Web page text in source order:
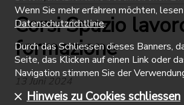
Corsi Spazio
formazione
13 Juni 2024
Wenn Sie mehr erfahren möchten,
Datenschutzrichtlinie.
Durch das Schliessen dieses Banners,
Seite, das Klicken auf einen Link oder
Navigation stimmen Sie der
Hinweis zu Cookies schliessen